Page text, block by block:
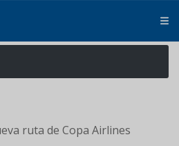
ruta de Copa Airlines